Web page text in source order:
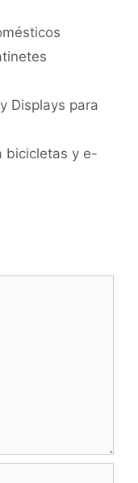
Displays para
bicicletas y e-